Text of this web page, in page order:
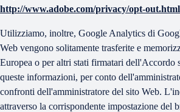
http://www.adobe.com/privacy/opt-out.html
Utilizziamo, inoltre, Google Analytics di
Web vengono solitamente trasferite e
Europea o per altri stati firmatari
queste informazioni, per conto
confronti dell'amministratore del sito Web.
attraverso la corrispondente impostazione